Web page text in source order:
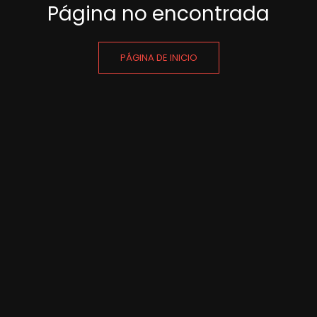
Página no encontrada
PÁGINA DE INICIO